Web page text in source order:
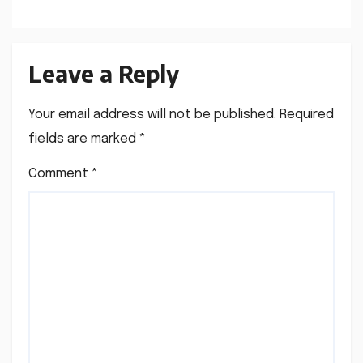
Leave a Reply
Your email address will not be published. Required
fields are marked *
Comment *